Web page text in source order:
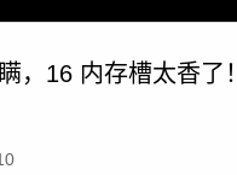
，16 内存槽太香了！